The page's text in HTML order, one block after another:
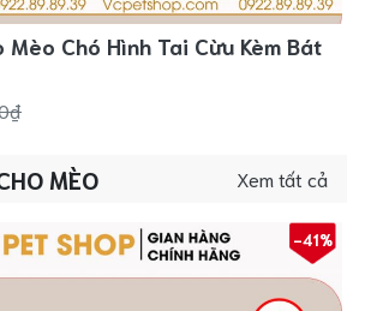
Chó Hình Tai Cừu Kèm Bát
MÈO Xem tất cả
-41%